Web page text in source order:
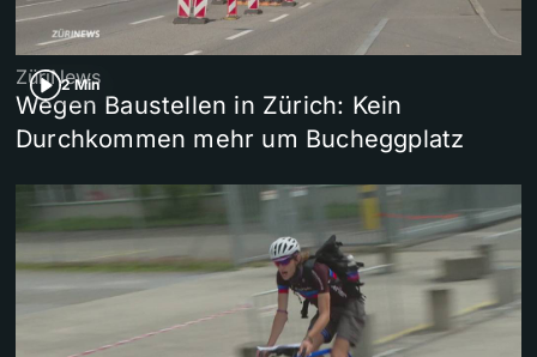
2 Min
ZüriNews
Wegen Baustellen in Zürich: Kein
Durchkommen mehr um Bucheggplatz